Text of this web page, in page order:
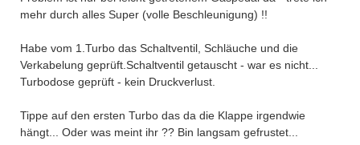
mehr durch alles Super (volle Beschleunigung) !!
Habe vom 1.Turbo das Schaltventil, Schläuche und die
Verkabelung geprüft.Schaltventil getauscht - war es nicht...
Turbodose geprüft - kein Druckverlust.
Tippe auf den ersten Turbo das da die Klappe irgendwie
hängt... Oder was meint ihr ?? Bin langsam gefrustet...